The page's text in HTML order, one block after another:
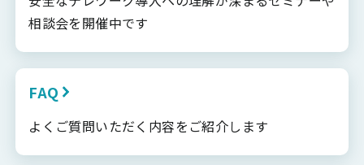
相談会を開催中です
FAQ
よくご質問いただく内容をご紹介します